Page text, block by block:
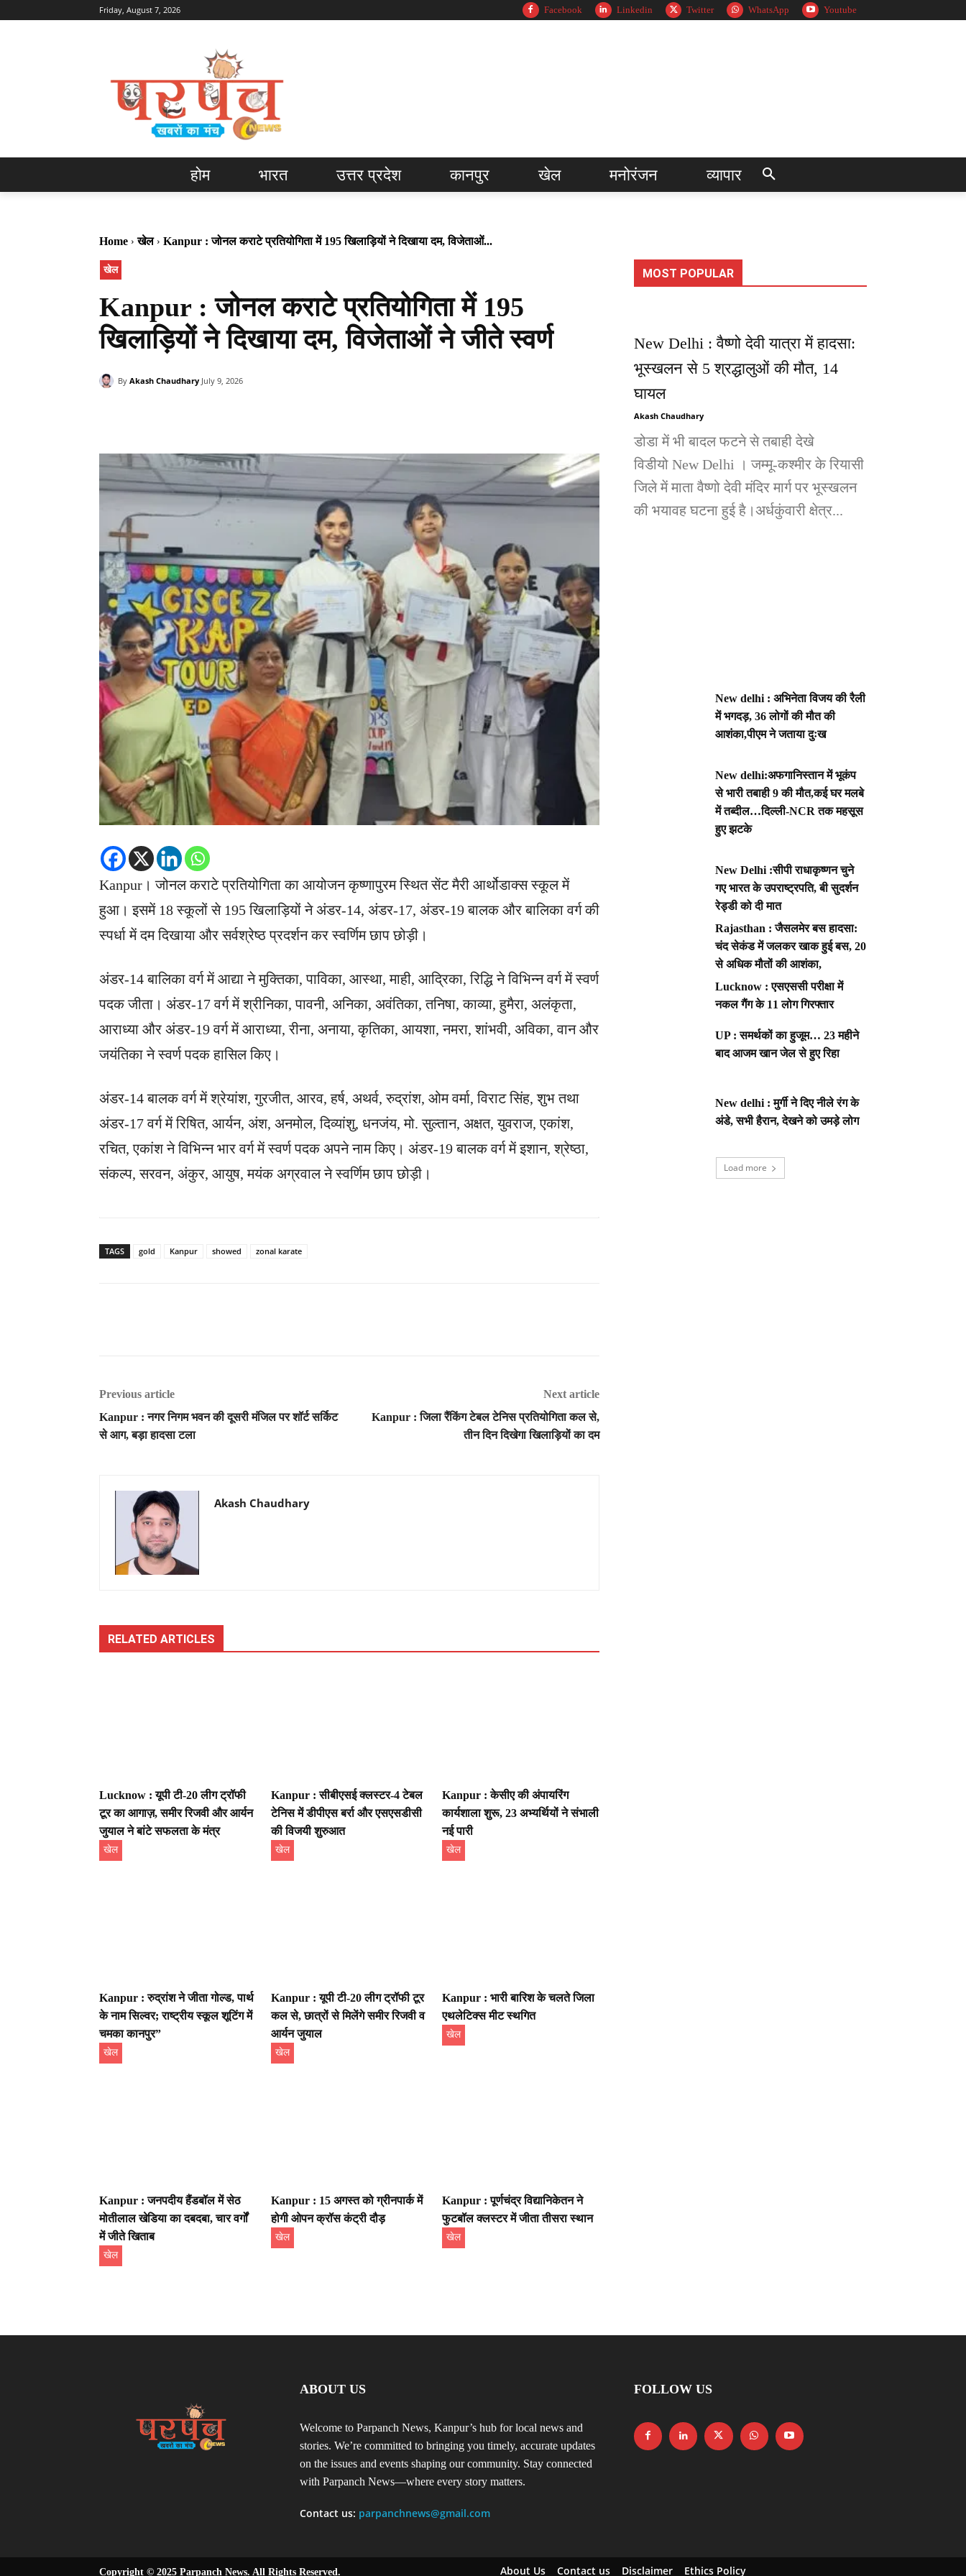
Friday, August 7, 2026 Facebook Linkedin Twitter WhatsApp Youtube
होम भारत उत्तर प्रदेश कानपुर खेल मनोरंजन व्यापार
Home खेल Kanpur : जोनल कराटे प्रतियोगिता में 195 खिलाड़ियों ने दिखाया दम, विजेताओं...
खेल
Kanpur : जोनल कराटे प्रतियोगिता में 195
खिलाड़ियों ने दिखाया दम, विजेताओं ने जीते स्वर्ण
By Akash Chaudhary July 9, 2026
Kanpur। जोनल कराटे प्रतियोगिता का आयोजन कृष्णापुरम स्थित सेंट मैरी आर्थोडाक्स स्कूल में
हुआ। इसमें 18 स्कूलों से 195 खिलाड़ियों ने अंडर-14, अंडर-17, अंडर-19 बालक और बालिका वर्ग की
स्पर्धा में दम दिखाया और सर्वश्रेष्ठ प्रदर्शन कर स्वर्णिम छाप छोड़ी।
अंडर-14 बालिका वर्ग में आद्या ने मुक्तिका, पाविका, आस्था, माही, आद्रिका, रिद्धि ने विभिन्न वर्ग में स्वर्ण
पदक जीता। अंडर-17 वर्ग में श्रीनिका, पावनी, अनिका, अवंतिका, तनिषा, काव्या, हुमैरा, अलंकृता,
आराध्या और अंडर-19 वर्ग में आराध्या, रीना, अनाया, कृतिका, आयशा, नमरा, शांभवी, अविका, वान और
जयंतिका ने स्वर्ण पदक हासिल किए।
अंडर-14 बालक वर्ग में श्रेयांश, गुरजीत, आरव, हर्ष, अथर्व, रुद्रांश, ओम वर्मा, विराट सिंह, शुभ तथा
अंडर-17 वर्ग में रिषित, आर्यन, अंश, अनमोल, दिव्यांशु, धनजंय, मो. सुल्तान, अक्षत, युवराज, एकांश,
रचित, एकांश ने विभिन्न भार वर्ग में स्वर्ण पदक अपने नाम किए। अंडर-19 बालक वर्ग में इशान, श्रेष्ठा,
संकल्प, सरवन, अंकुर, आयुष, मयंक अग्रवाल ने स्वर्णिम छाप छोड़ी।
TAGS gold Kanpur showed zonal karate
Previous article
Kanpur : नगर निगम भवन की दूसरी मंजिल पर शॉर्ट सर्किट
से आग, बड़ा हादसा टला
Next article
Kanpur : जिला रैंकिंग टेबल टेनिस प्रतियोगिता कल से,
तीन दिन दिखेगा खिलाड़ियों का दम
Akash Chaudhary
RELATED ARTICLES
Lucknow : यूपी टी-20 लीग ट्रॉफी
टूर का आगाज़, समीर रिजवी और आर्यन
जुयाल ने बांटे सफलता के मंत्र
खेल
Kanpur : सीबीएसई क्लस्टर-4 टेबल
टेनिस में डीपीएस बर्रा और एसएसडीसी
की विजयी शुरुआत
खेल
Kanpur : केसीए की अंपायरिंग
कार्यशाला शुरू, 23 अभ्यर्थियों ने संभाली
नई पारी
खेल
Kanpur : रुद्रांश ने जीता गोल्ड, पार्थ
के नाम सिल्वर; राष्ट्रीय स्कूल शूटिंग में
चमका कानपुर”
खेल
Kanpur : यूपी टी-20 लीग ट्रॉफी टूर
कल से, छात्रों से मिलेंगे समीर रिजवी व
आर्यन जुयाल
खेल
Kanpur : भारी बारिश के चलते जिला
एथलेटिक्स मीट स्थगित
खेल
Kanpur : जनपदीय हैंडबॉल में सेठ
मोतीलाल खेडिया का दबदबा, चार वर्गों
में जीते खिताब
खेल
Kanpur : 15 अगस्त को ग्रीनपार्क में
होगी ओपन क्रॉस कंट्री दौड़
खेल
Kanpur : पूर्णचंद्र विद्यानिकेतन ने
फुटबॉल क्लस्टर में जीता तीसरा स्थान
खेल
MOST POPULAR
New Delhi : वैष्णो देवी यात्रा में हादसा:
भूस्खलन से 5 श्रद्धालुओं की मौत, 14
घायल
Akash Chaudhary
डोडा में भी बादल फटने से तबाही देखे
विडीयो New Delhi । जम्मू-कश्मीर के रियासी
जिले में माता वैष्णो देवी मंदिर मार्ग पर भूस्खलन
की भयावह घटना हुई है।अर्धकुंवारी क्षेत्र...
New delhi : अभिनेता विजय की रैली
में भगदड़, 36 लोगों की मौत की
आशंका,पीएम ने जताया दुःख
New delhi:अफगानिस्तान में भूकंप
से भारी तबाही 9 की मौत,कई घर मलबे
में तब्दील…दिल्ली-NCR तक महसूस
हुए झटके
New Delhi :सीपी राधाकृष्णन चुने
गए भारत के उपराष्ट्रपति, बी सुदर्शन
रेड्डी को दी मात
Rajasthan : जैसलमेर बस हादसा:
चंद सेकंड में जलकर खाक हुई बस, 20
से अधिक मौतों की आशंका,
Lucknow : एसएससी परीक्षा में
नकल गैंग के 11 लोग गिरफ्तार
UP : समर्थकों का हुजूम… 23 महीने
बाद आजम खान जेल से हुए रिहा
New delhi : मुर्गी ने दिए नीले रंग के
अंडे, सभी हैरान, देखने को उमड़े लोग
Load more
ABOUT US
Welcome to Parpanch News, Kanpur’s hub for local news and
stories. We’re committed to bringing you timely, accurate updates
on the issues and events shaping our community. Stay connected
with Parpanch News—where every story matters.
Contact us: parpanchnews@gmail.com
FOLLOW US
Copyright © 2025 Parpanch News. All Rights Reserved. About Us Contact us Disclaimer Ethics Policy